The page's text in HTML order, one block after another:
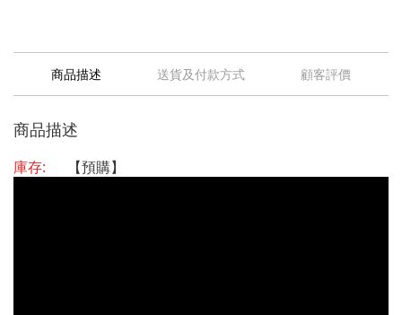
商品描述 送貨及付款方式 顧客評價
商品描述
庫存: 【預購】